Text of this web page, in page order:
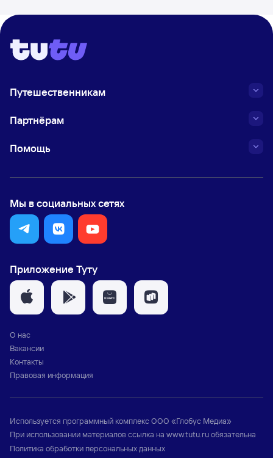
Путешественникам
Партнёрам
Помощь
Мы в социальных сетях
Приложение Туту
О нас
Вакансии
Контакты
Правовая информация
Используется программный комплексООО «Глобус Медиа»
При использовании материалов ссылка на www.tutu.ruобязательна
Политика обработки персональных данных